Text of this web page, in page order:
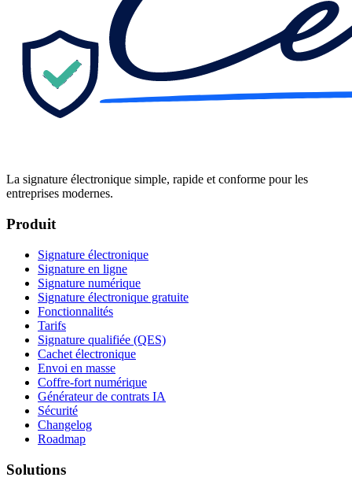
La signature électronique simple, rapide et conforme pour les
entreprises modernes.
Produit
Signature électronique
Signature en ligne
Signature numérique
Signature électronique gratuite
Fonctionnalités
Tarifs
Signature qualifiée (QES)
Cachet électronique
Envoi en masse
Coffre-fort numérique
Générateur de contrats IA
Sécurité
Changelog
Roadmap
Solutions